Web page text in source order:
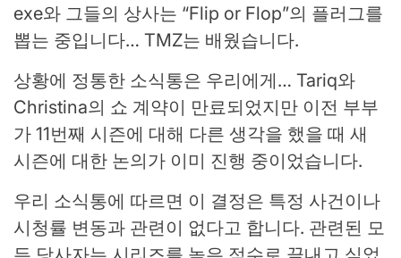
exe와 그들의 상사는 “Flip or Flop”의 플러그를
뽑는 중입니다… TMZ는 배웠습니다.
상황에 정통한 소식통은 우리에게… Tariq와
Christina의 쇼 계약이 만료되었지만 이전 부부
가 11번째 시즌에 대해 다른 생각을 했을 때 새
시즌에 대한 논의가 이미 진행 중이었습니다.
우리 소식통에 따르면 이 결정은 특정 사건이나
시청률 변동과 관련이 없다고 합니다. 관련된 모